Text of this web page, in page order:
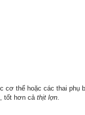
thể hoặc các thai phụ
tốt hơn cả thịt lợn.